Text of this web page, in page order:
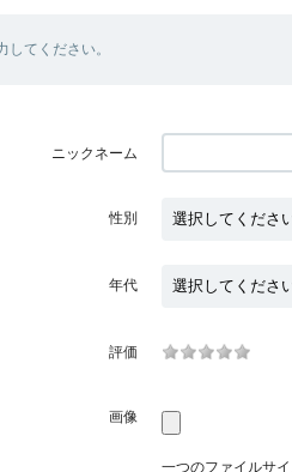
してください。
ニックネーム
性別
年代
評価
画像
一つのファイルサ